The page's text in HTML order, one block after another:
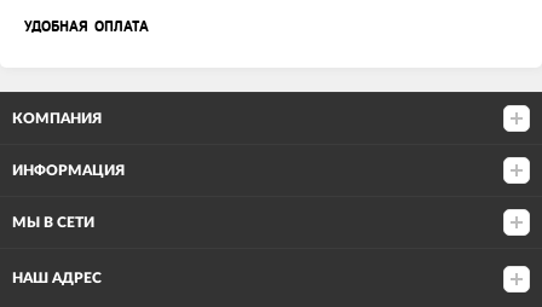
УДОБНАЯ ОПЛАТА
КОМПАНИЯ
ИНФОРМАЦИЯ
МЫ В СЕТИ
НАШ АДРЕС